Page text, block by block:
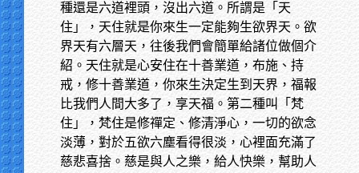
種還是六道裡頭，沒出六道。所謂是「天
住」，天住就是你來生一定能夠生欲界天。欲
界天有六層天，往後我們會簡單給諸位做個介
紹。天住就是心安住在十善業道，布施、持
戒，修十善業道，你來生決定生到天界，福報
比我們人間大多了，享天福。第二種叫「梵
住」，梵住是修禪定、修清淨心，一切的欲念
淡薄，對於五欲六塵看得很淡，心裡面充滿了
慈悲喜捨。慈是與人之樂，給人快樂，幫助人